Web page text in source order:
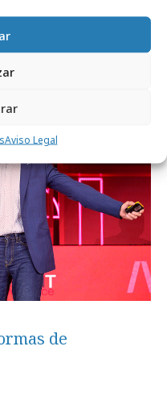
Aviso Legal
con la
de